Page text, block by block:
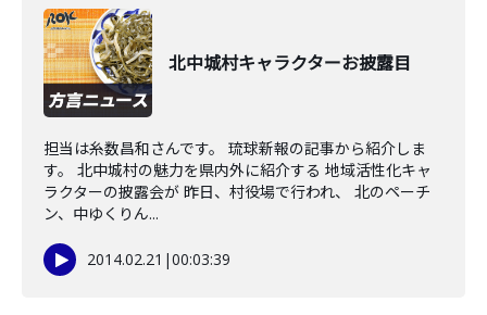
北中城村キャラクターお披露目
担当は糸数昌和さんです。 琉球新報の記事から紹介しま
す。 北中城村の魅力を県内外に紹介する 地域活性化キャ
ラクターの披露会が 昨日、村役場で行われ、 北のペーチ
ン、中ゆくりん...
2014.02.21 |00:03:39